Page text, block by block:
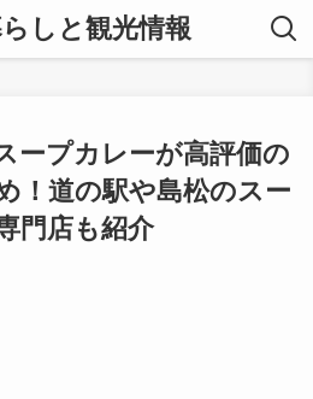
しと観光情報
ープカレーが高評価の
！道の駅や島松のスー
門店も紹介